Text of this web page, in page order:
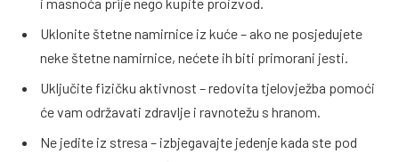
Uklonite štetne namirnice iz kuće – ako ne posjedujete
neke štetne namirnice, nećete ih biti primorani jesti.
Uključite fizičku aktivnost – redovita tjelovježba pomoći
će vam održavati zdravlje i ravnotežu s hranom.
Ne jedite iz stresa – izbjegavajte jedenje kada ste pod